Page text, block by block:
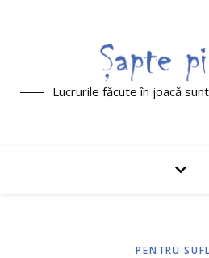
Lucrurile făcute în joacă
PENTRU